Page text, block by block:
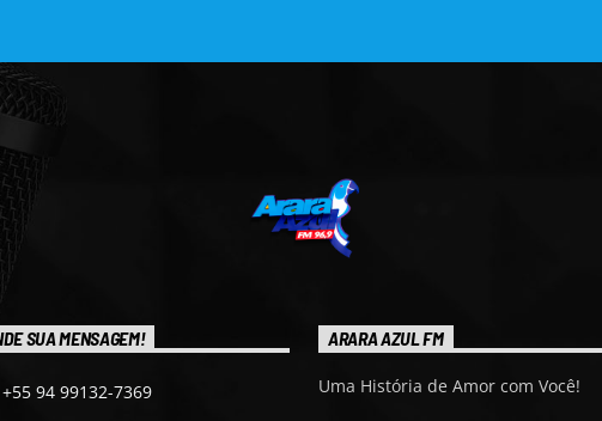
SUA MENSAGEM!
+55 94 99132-7369
ARARA AZUL FM
Uma História de Amor com Você!